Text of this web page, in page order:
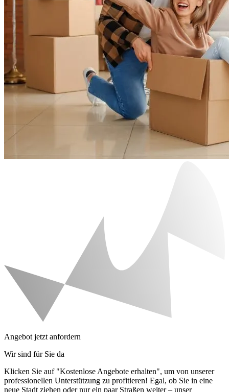
Angebot jetzt anfordern
Wir sind für Sie da
Klicken Sie auf "Kostenlose Angebote erhalten", um von unserer
professionellen Unterstützung zu profitieren! Egal, ob Sie in eine
neue Stadt ziehen oder nur ein paar Straßen weiter – unser